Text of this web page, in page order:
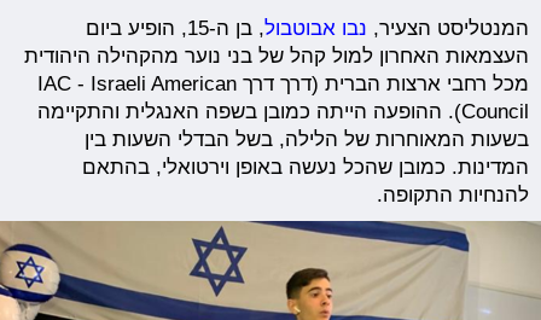
המנטליסט הצעיר, נבו אבוטבול
, בן ה-15, הופיע ביום
העצמאות האחרון למול קהל של בני נוער מהקהילה היהודית
מכל רחבי ארצות הברית (דרך דרך IAC - Israeli American
Council). ההופעה הייתה כמובן בשפה האנגלית והתקיימה
בשעות המאוחרות של הלילה, בשל הבדלי השעות בין
המדינות. כמובן שהכל נעשה באופן וירטואלי, בהתאם
להנחיות התקופה.